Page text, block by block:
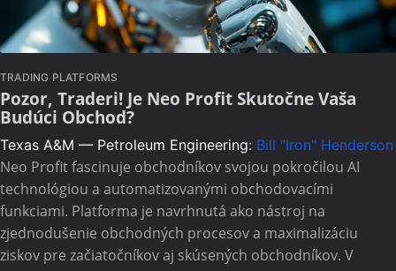
TRADING PLATFORMS
Pozor, Traderi! Je Neo Profit Skutočne Vaša
Budúci Obchod?
Texas A&M — Petroleum Engineering: Bill "Iron" Henderson
Neo Profit fascinuje obchodníkov svojou pokročilou AI
technológiou a automatizovanými obchodovacími
funkciami. Platforma je navrhnutá ako nástroj na
zjednodušenie obchodných procesov a maximalizáciu
ziskov pre začiatočníkov aj skúsených obchodníkov. V